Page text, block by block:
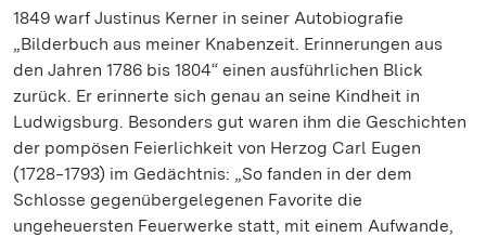
1849 warf Justinus Kerner in seiner Autobiografie
„Bilderbuch aus meiner Knabenzeit. Erinnerungen aus
den Jahren 1786 bis 1804“ einen ausführlichen Blick
zurück. Er erinnerte sich genau an seine Kindheit in
Ludwigsburg. Besonders gut waren ihm die Geschichten
der pompösen Feierlichkeit von Herzog Carl Eugen
(1728‒1793) im Gedächtnis: „So fanden in der dem
Schlosse gegenübergelegenen Favorite die
ungeheuersten Feuerwerke statt, mit einem Aufwande,